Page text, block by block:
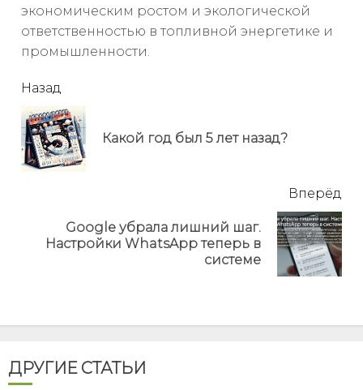
экономическим ростом и экологической
ответственностью в топливной энергетике и
промышленности.
читать
еще
Назад
Какой год был 5 лет назад?
Вперёд
Next
Google убрала лишний шаг.
Настройки WhatsApp теперь в
системе
ДРУГИЕ СТАТЬИ